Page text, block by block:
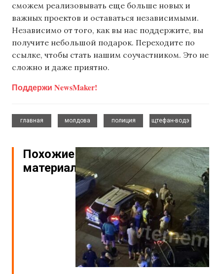
сможем реализовывать еще больше новых и
важных проектов и оставаться независимыми.
Независимо от того, как вы нас поддержите, вы
получите небольшой подарок. Переходите по
ссылке, чтобы стать нашим соучастником. Это не
сложно и даже приятно.
Поддержи NewsMaker!
главная
молдова
полиция
щтефан-водэ
Похожие
материалы